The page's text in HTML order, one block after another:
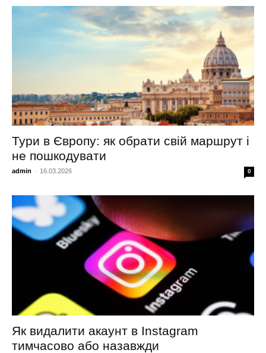
Тури в Європу: як обрати свій маршрут і
не пошкодувати
admin - 16.03.2026 0
Як видалити акаунт в Instagram
тимчасово або назавжди